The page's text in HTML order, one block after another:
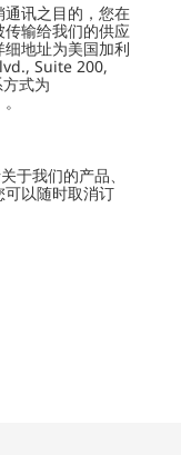
讯之目的，您在
输给我们的供应
地址为美国加利
Suite 200,
式为
。
于我们的产品、
以随时取消订